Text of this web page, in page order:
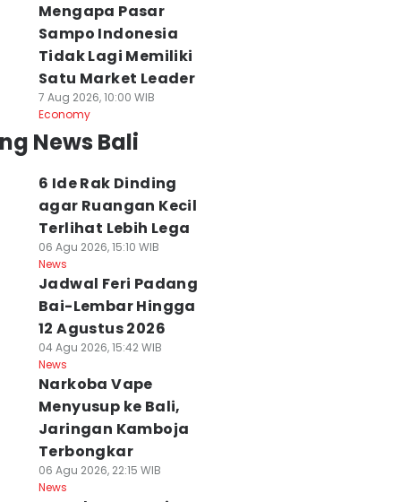
Mengapa Pasar
Sampo Indonesia
Tidak Lagi Memiliki
Satu Market Leader
7 Aug 2026, 10:00 WIB
Economy
News Bali
6 Ide Rak Dinding
agar Ruangan Kecil
Terlihat Lebih Lega
06 Agu 2026, 15:10 WIB
News
Jadwal Feri Padang
Bai-Lembar Hingga
12 Agustus 2026
04 Agu 2026, 15:42 WIB
News
Narkoba Vape
Menyusup ke Bali,
Jaringan Kamboja
Terbongkar
06 Agu 2026, 22:15 WIB
News